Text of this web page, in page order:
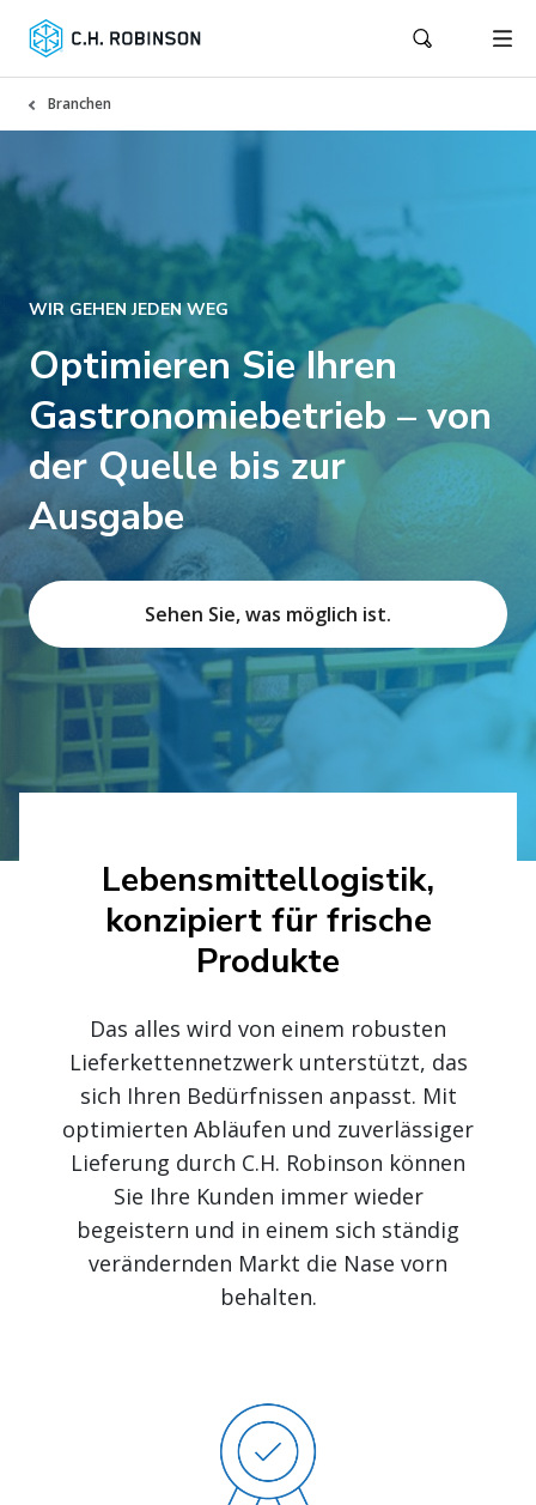
Branchen
WIR GEHEN JEDEN WEG
Optimieren Sie Ihren
Gastronomiebetrieb – von
der Quelle bis zur
Ausgabe
Sehen Sie, was möglich ist.
Lebensmittellogistik,
konzipiert für frische
Produkte
Das alles wird von einem robusten
Lieferkettennetzwerk unterstützt, das
sich Ihren Bedürfnissen anpasst. Mit
optimierten Abläufen und zuverlässiger
Lieferung durch C.H. Robinson können
Sie Ihre Kunden immer wieder
begeistern und in einem sich ständig
verändernden Markt die Nase vorn
behalten.